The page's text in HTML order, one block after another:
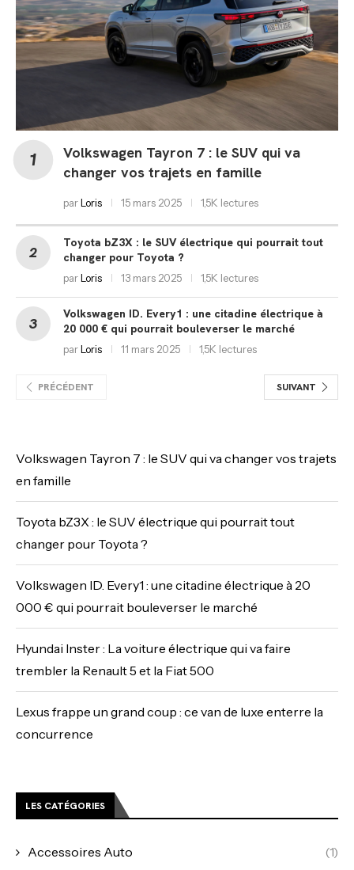
Volkswagen Tayron 7 : le SUV qui va
changer vos trajets en famille
parLoris 15 mars 2025 1,5K lectures
Toyota bZ3X : le SUV électrique qui pourrait tout
changer pour Toyota ?
parLoris 13 mars 2025 1,5K lectures
Volkswagen ID. Every1 : une citadine électrique à
20 000 € qui pourrait bouleverser le marché
parLoris 11 mars 2025 1,5K lectures
PRÉCÉDENT SUIVANT
Volkswagen Tayron 7 : le SUV qui va changer vos trajets
en famille
Toyota bZ3X : le SUV électrique qui pourrait tout
changer pour Toyota ?
Volkswagen ID. Every1 : une citadine électrique à 20
000 € qui pourrait bouleverser le marché
Hyundai Inster : La voiture électrique qui va faire
trembler la Renault 5 et la Fiat 500
Lexus frappe un grand coup : ce van de luxe enterre la
concurrence
LES CATÉGORIES
Accessoires Auto (1)